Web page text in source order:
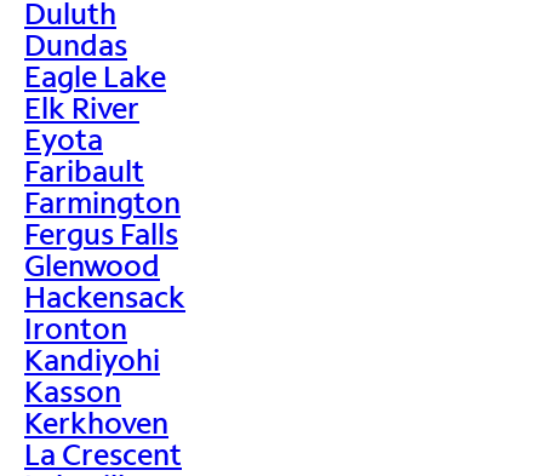
Duluth
Dundas
Eagle Lake
Elk River
Eyota
Faribault
Farmington
Fergus Falls
Glenwood
Hackensack
Ironton
Kandiyohi
Kasson
Kerkhoven
La Crescent